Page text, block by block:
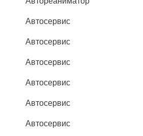
Автосервис
Автосервис
Автосервис
Автосервис
Автосервис
Автосервис